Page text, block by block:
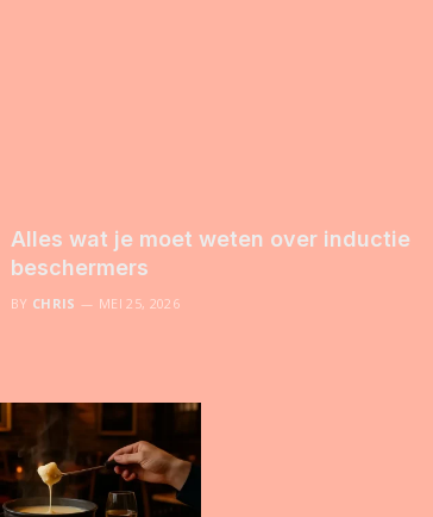
Alles wat je moet weten over inductie
beschermers
BY CHRIS MEI 25, 2026